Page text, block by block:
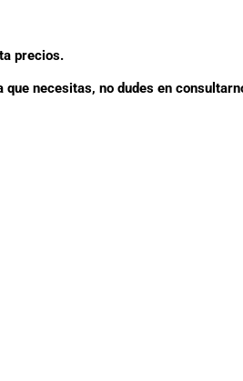
precios.
necesitas, no dudes en